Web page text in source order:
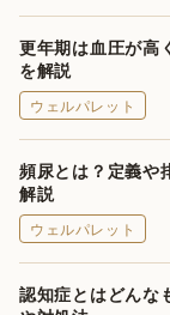
更年期は血圧が高
を解説
ウェルパレット
頻尿とは？定義や
解説
ウェルパレット
認知症とはどんな